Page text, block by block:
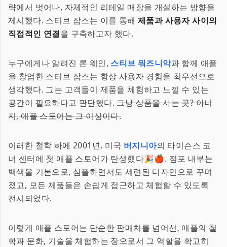
략에서 벗어나, 자체적인 리테일 매장을 개설하는 방향을
제시했다. 스티브 잡스는 이를 통해 제품과 사용자 사이의
직접적인 연결을 구축하고자 했다.
누구에게나 알려진 론 웨인, 스티브 워즈니악과 함께 애플
을 창업한 스티브 잡스는 항상 사용자 경험을 최우선으로
생각했다. 그는 고객들이 제품을 체험하고 느낄 수 있는
공간이 필요하다고 판단했다.그냥 상품을 사는 곳? 아니
지, 애플 스토어는 그 이상이다.
이러한 철학 하에 2001년, 미국 버지니아의 타이슨스 코
너 센터에 첫 애플 스토어가 탄생했다🎉🍎. 점포 내부는
백색을 기본으로, 심플하면서도 세련된 디자인으로 꾸며
졌고, 모든 제품들은 손쉽게 접근하고 체험할 수 있도록
전시되었다.
이렇게 애플 스토어는 단순한 판매처를 넘어선, 애플의 철
학과 문화, 기술을 체험하는 장으로서 그 역할을 확고히